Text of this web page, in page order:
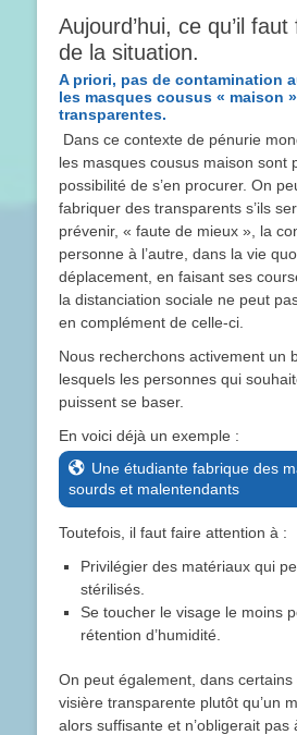
Aujourd’hui, ce qu’il
de la situation.
A priori, pas de contamination
les masques cousus « maison
transparentes.
Dans ce contexte de pénurie
les masques cousus maison sont
possibilité de s’en procurer. On
fabriquer des transparents s’ils
prévenir, « faute de mieux », la
personne à l’autre, dans la vie
déplacement, en faisant ses
la distanciation sociale ne peut
en complément de celle-ci.
Nous recherchons activement un
lesquels les personnes qui
puissent se baser.
En voici déjà un exemple :
Une étudiante fabrique des
sourds et malentendants
Toutefois, il faut faire attention à :
Privilégier des matériaux qui
stérilisés.
Se toucher le visage le moins
rétention d’humidité.
On peut également, dans
visière transparente plutôt qu’un
alors suffisante et n’obligerait pas